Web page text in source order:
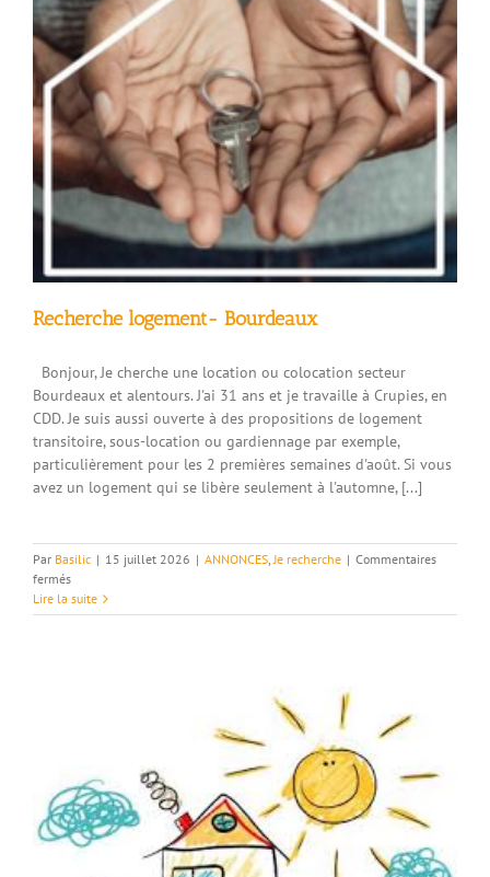
Recherche logement- Bourdeaux
Bonjour, Je cherche une location ou colocation secteur
Bourdeaux et alentours. J'ai 31 ans et je travaille à Crupies, en
CDD. Je suis aussi ouverte à des propositions de logement
transitoire, sous-location ou gardiennage par exemple,
particulièrement pour les 2 premières semaines d'août. Si vous
avez un logement qui se libère seulement à l'automne, [...]
Par Basilic | 15 juillet 2026 | ANNONCES,Je recherche | Commentaires
ferméssur
Recherche
logement-
Lire la suite